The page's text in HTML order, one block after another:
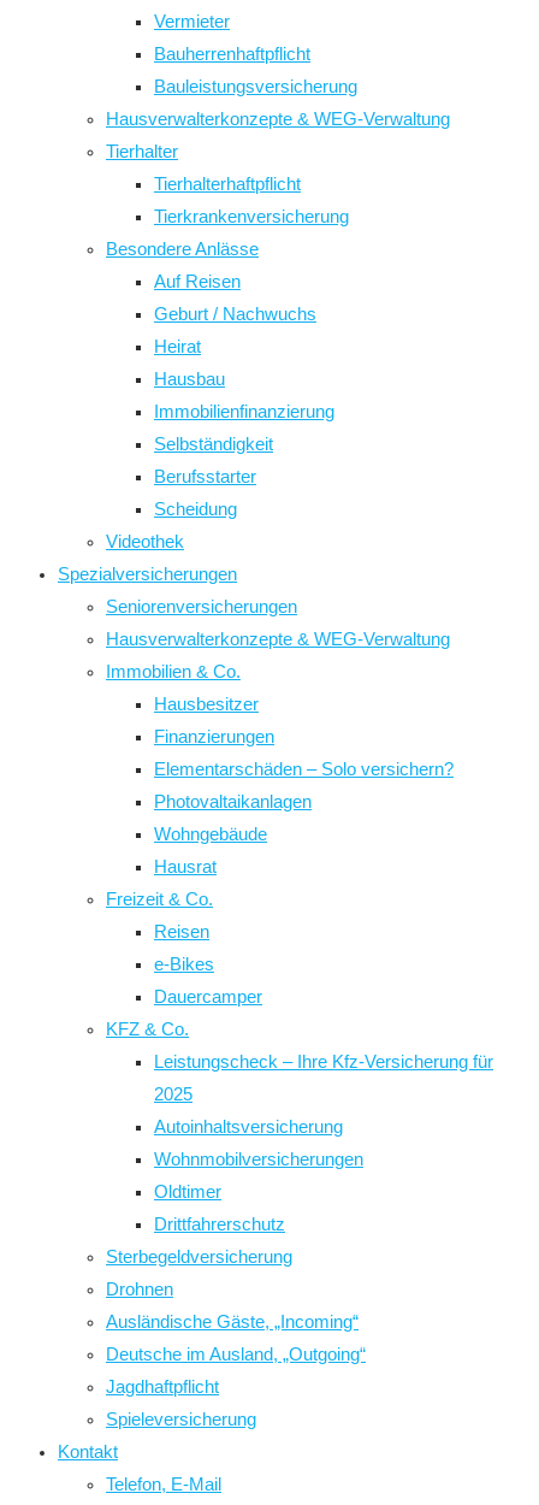
Vermieter
Bauherrenhaftpflicht
Bauleistungsversicherung
Hausverwalterkonzepte & WEG-Verwaltung
Tierhalter
Tierhalterhaftpflicht
Tierkrankenversicherung
Besondere Anlässe
Auf Reisen
Geburt / Nachwuchs
Heirat
Hausbau
Immobilienfinanzierung
Selbständigkeit
Berufsstarter
Scheidung
Videothek
Spezialversicherungen
Seniorenversicherungen
Hausverwalterkonzepte & WEG-Verwaltung
Immobilien & Co.
Hausbesitzer
Finanzierungen
Elementarschäden – Solo versichern?
Photovaltaikanlagen
Wohngebäude
Hausrat
Freizeit & Co.
Reisen
e-Bikes
Dauercamper
KFZ & Co.
Leistungscheck – Ihre Kfz-Versicherung für
2025
Autoinhaltsversicherung
Wohnmobilversicherungen
Oldtimer
Drittfahrerschutz
Sterbegeldversicherung
Drohnen
Ausländische Gäste, „Incoming“
Deutsche im Ausland, „Outgoing“
Jagdhaftpflicht
Spieleversicherung
Kontakt
Telefon, E-Mail